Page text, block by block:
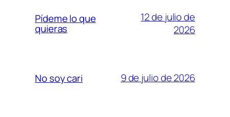
Pídeme lo que
quieras
12 de julio de
2026
No soy cari 9 de julio de 2026